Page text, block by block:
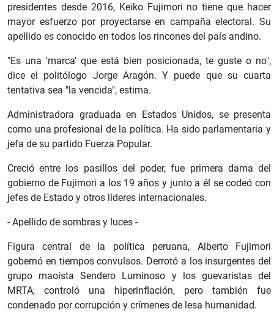
presidentes desde 2016, Keiko Fujimori no tiene que hacer
mayor esfuerzo por proyectarse en campaña electoral. Su
apellido es conocido en todos los rincones del país andino.
"Es una 'marca' que está bien posicionada, te guste o no",
dice el politólogo Jorge Aragón. Y puede que su cuarta
tentativa sea "la vencida", estima.
Administradora graduada en Estados Unidos, se presenta
como una profesional de la política. Ha sido parlamentaria y
jefa de su partido Fuerza Popular.
Creció entre los pasillos del poder, fue primera dama del
gobierno de Fujimori a los 19 años y junto a él se codeó con
jefes de Estado y otros líderes internacionales.
- Apellido de sombras y luces -
Figura central de la política peruana, Alberto Fujimori
gobernó en tiempos convulsos. Derrotó a los insurgentes del
grupo maoísta Sendero Luminoso y los guevaristas del
MRTA, controló una hiperinflación, pero también fue
condenado por corrupción y crímenes de lesa humanidad.